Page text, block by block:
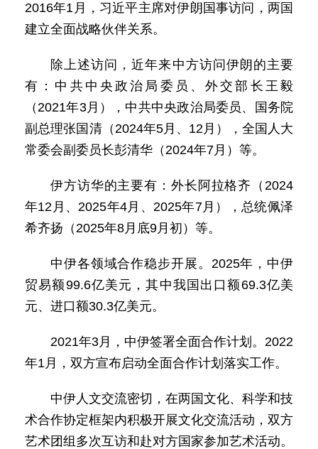
2016年1月，习近平主席对伊朗国事访问，两国
建立全面战略伙伴关系。
除上述访问，近年来中方访问伊朗的主要
有：中共中央政治局委员、外交部长王毅
（2021年3月），中共中央政治局委员、国务院
副总理张国清（2024年5月、12月），全国人大
常委会副委员长彭清华（2024年7月）等。
伊方访华的主要有：外长阿拉格齐（2024
年12月、2025年4月、2025年7月），总统佩泽
希齐扬（2025年8月底9月初）等。
中伊各领域合作稳步开展。2025年，中伊
贸易额99.6亿美元，其中我国出口额69.3亿美
元、进口额30.3亿美元。
2021年3月，中伊签署全面合作计划。2022
年1月，双方宣布启动全面合作计划落实工作。
中伊人文交流密切，在两国文化、科学和技
术合作协定框架内积极开展文化交流活动，双方
艺术团组多次互访和赴对方国家参加艺术活动。